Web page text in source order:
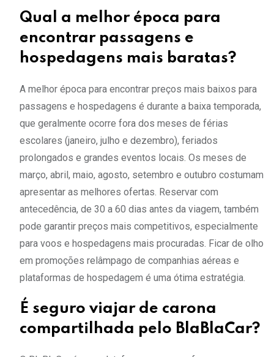
Qual a melhor época para
encontrar passagens e
hospedagens mais baratas?
A melhor época para encontrar preços mais baixos para
passagens e hospedagens é durante a baixa temporada,
que geralmente ocorre fora dos meses de férias
escolares (janeiro, julho e dezembro), feriados
prolongados e grandes eventos locais. Os meses de
março, abril, maio, agosto, setembro e outubro costumam
apresentar as melhores ofertas. Reservar com
antecedência, de 30 a 60 dias antes da viagem, também
pode garantir preços mais competitivos, especialmente
para voos e hospedagens mais procuradas. Ficar de olho
em promoções relâmpago de companhias aéreas e
plataformas de hospedagem é uma ótima estratégia.
É seguro viajar de carona
compartilhada pelo BlaBlaCar?